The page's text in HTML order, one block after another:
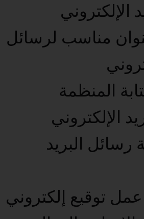
الإلكتروني
مناسب لرسائل
المنظمة
الإلكتروني
رسائل البريد
توقيع إلكتروني